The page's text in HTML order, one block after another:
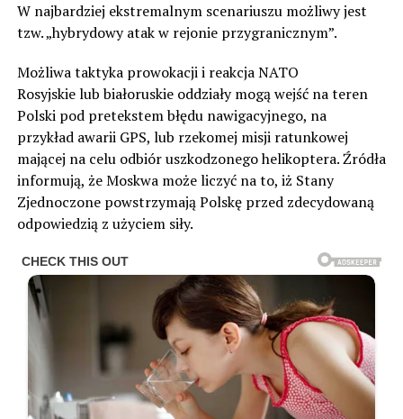
W najbardziej ekstremalnym scenariuszu możliwy jest
tzw. „hybrydowy atak w rejonie przygranicznym”.
Możliwa taktyka prowokacji i reakcja NATO
Rosyjskie lub białoruskie oddziały mogą wejść na teren
Polski pod pretekstem błędu nawigacyjnego, na
przykład awarii GPS, lub rzekomej misji ratunkowej
mającej na celu odbiór uszkodzonego helikoptera. Źródła
informują, że Moskwa może liczyć na to, iż Stany
Zjednoczone powstrzymają Polskę przed zdecydowaną
odpowiedzią z użyciem siły.